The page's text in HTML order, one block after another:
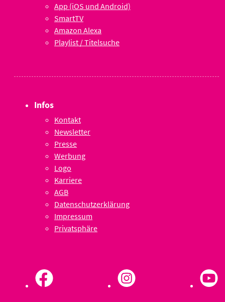
App (iOS und Android)
SmartTV
Amazon Alexa
Playlist / Titelsuche
Infos
Kontakt
Newsletter
Presse
Werbung
Logo
Karriere
AGB
Datenschutzerklärung
Impressum
Privatsphäre